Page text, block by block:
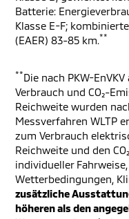
Batterie:
Klasse E-F;
(EAER) 83-85 km.**
**Die nach PKW-
Verbrauch und CO₂-
Reichweite wurden
Messverfahren WLTP
zum Verbrauch
Reichweite und den
individueller
Wetterbedingungen,
zusätzliche
höheren als den